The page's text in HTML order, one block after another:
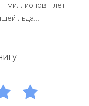
миллионов лет
льда...